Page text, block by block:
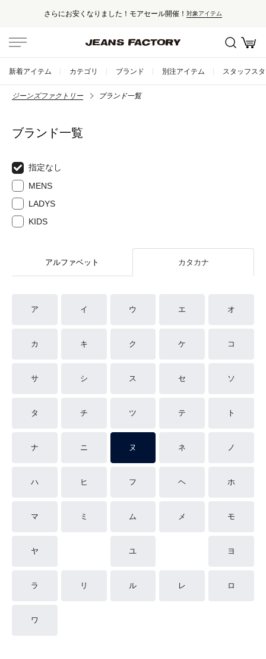
さらにお安くなりました！モアセール開催！ 対象アイテム
新着アイテム カテゴリ ブランド 別注アイテム スタッフス
ジーンズファクトリー ブランド一覧
ブランド一覧
指定なし
MENS
LADYS
KIDS
アルファベット カタカナ
ア イ ウ エ オ
カ キ ク ケ コ
サ シ ス セ ソ
タ チ ツ テ ト
ナ ニ ヌ ネ ノ
ハ ヒ フ ヘ ホ
マ ミ ム メ モ
ヤ ユ ヨ
ラ リ ル レ ロ
ワ